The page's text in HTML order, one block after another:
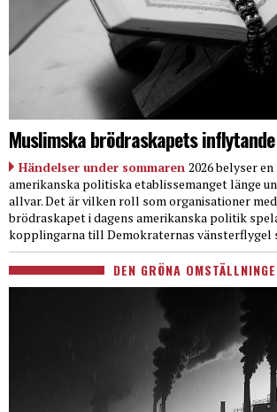
Muslimska brödraskapets inflytande
Händelser under sommaren 2026 belyser
amerikanska politiska etablissemanget länge
allvar. Det är vilken roll som organisationer
brödraskapet i dagens amerikanska politik
kopplingarna till Demokraternas vänsterflygel
DEN GRÖNA